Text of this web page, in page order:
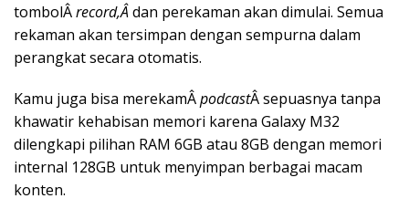
tombolÂrecord,Âdan perekaman akan dimulai. Semua
rekaman akan tersimpan dengan sempurna dalam
perangkat secara otomatis.
Kamu juga bisa merekamÂpodcastÂ sepuasnya tanpa
khawatir kehabisan memori karena Galaxy M32
dilengkapi pilihan RAM 6GB atau 8GB dengan memori
internal 128GB untuk menyimpan berbagai macam
konten.